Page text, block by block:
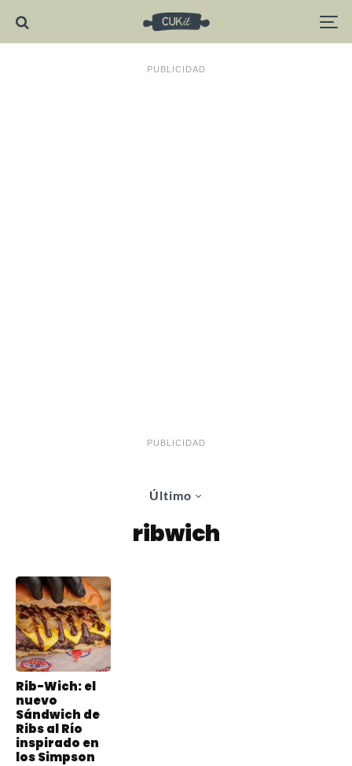
PUBLICIDAD
PUBLICIDAD
Último
ribwich
Rib-Wich: el
nuevo
Sándwich de
Ribs al Río
inspirado en
los Simpson